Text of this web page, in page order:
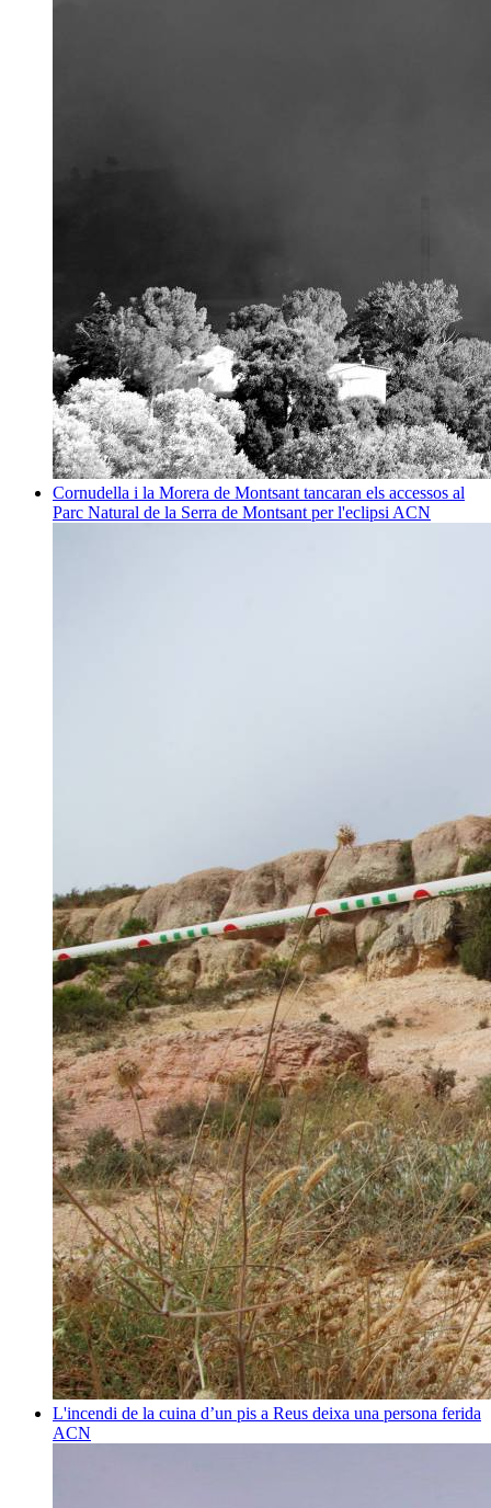
Cornudella i la Morera de Montsant tancaran els accessos al
Parc Natural de la Serra de Montsant per l'eclipsi ACN
L'incendi de la cuina d’un pis a Reus deixa una persona ferida
ACN